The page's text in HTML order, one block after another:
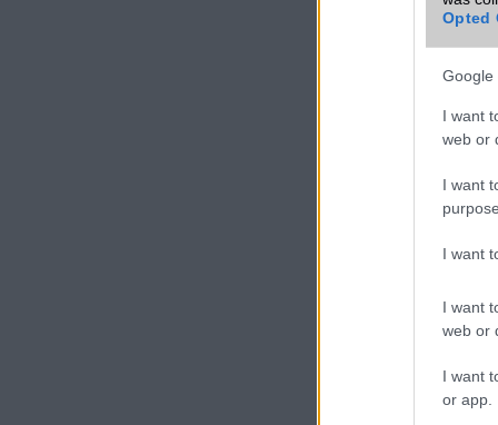
Opted
Google
I want
web or
I want
I want
I want
web or
I want
or app.
További